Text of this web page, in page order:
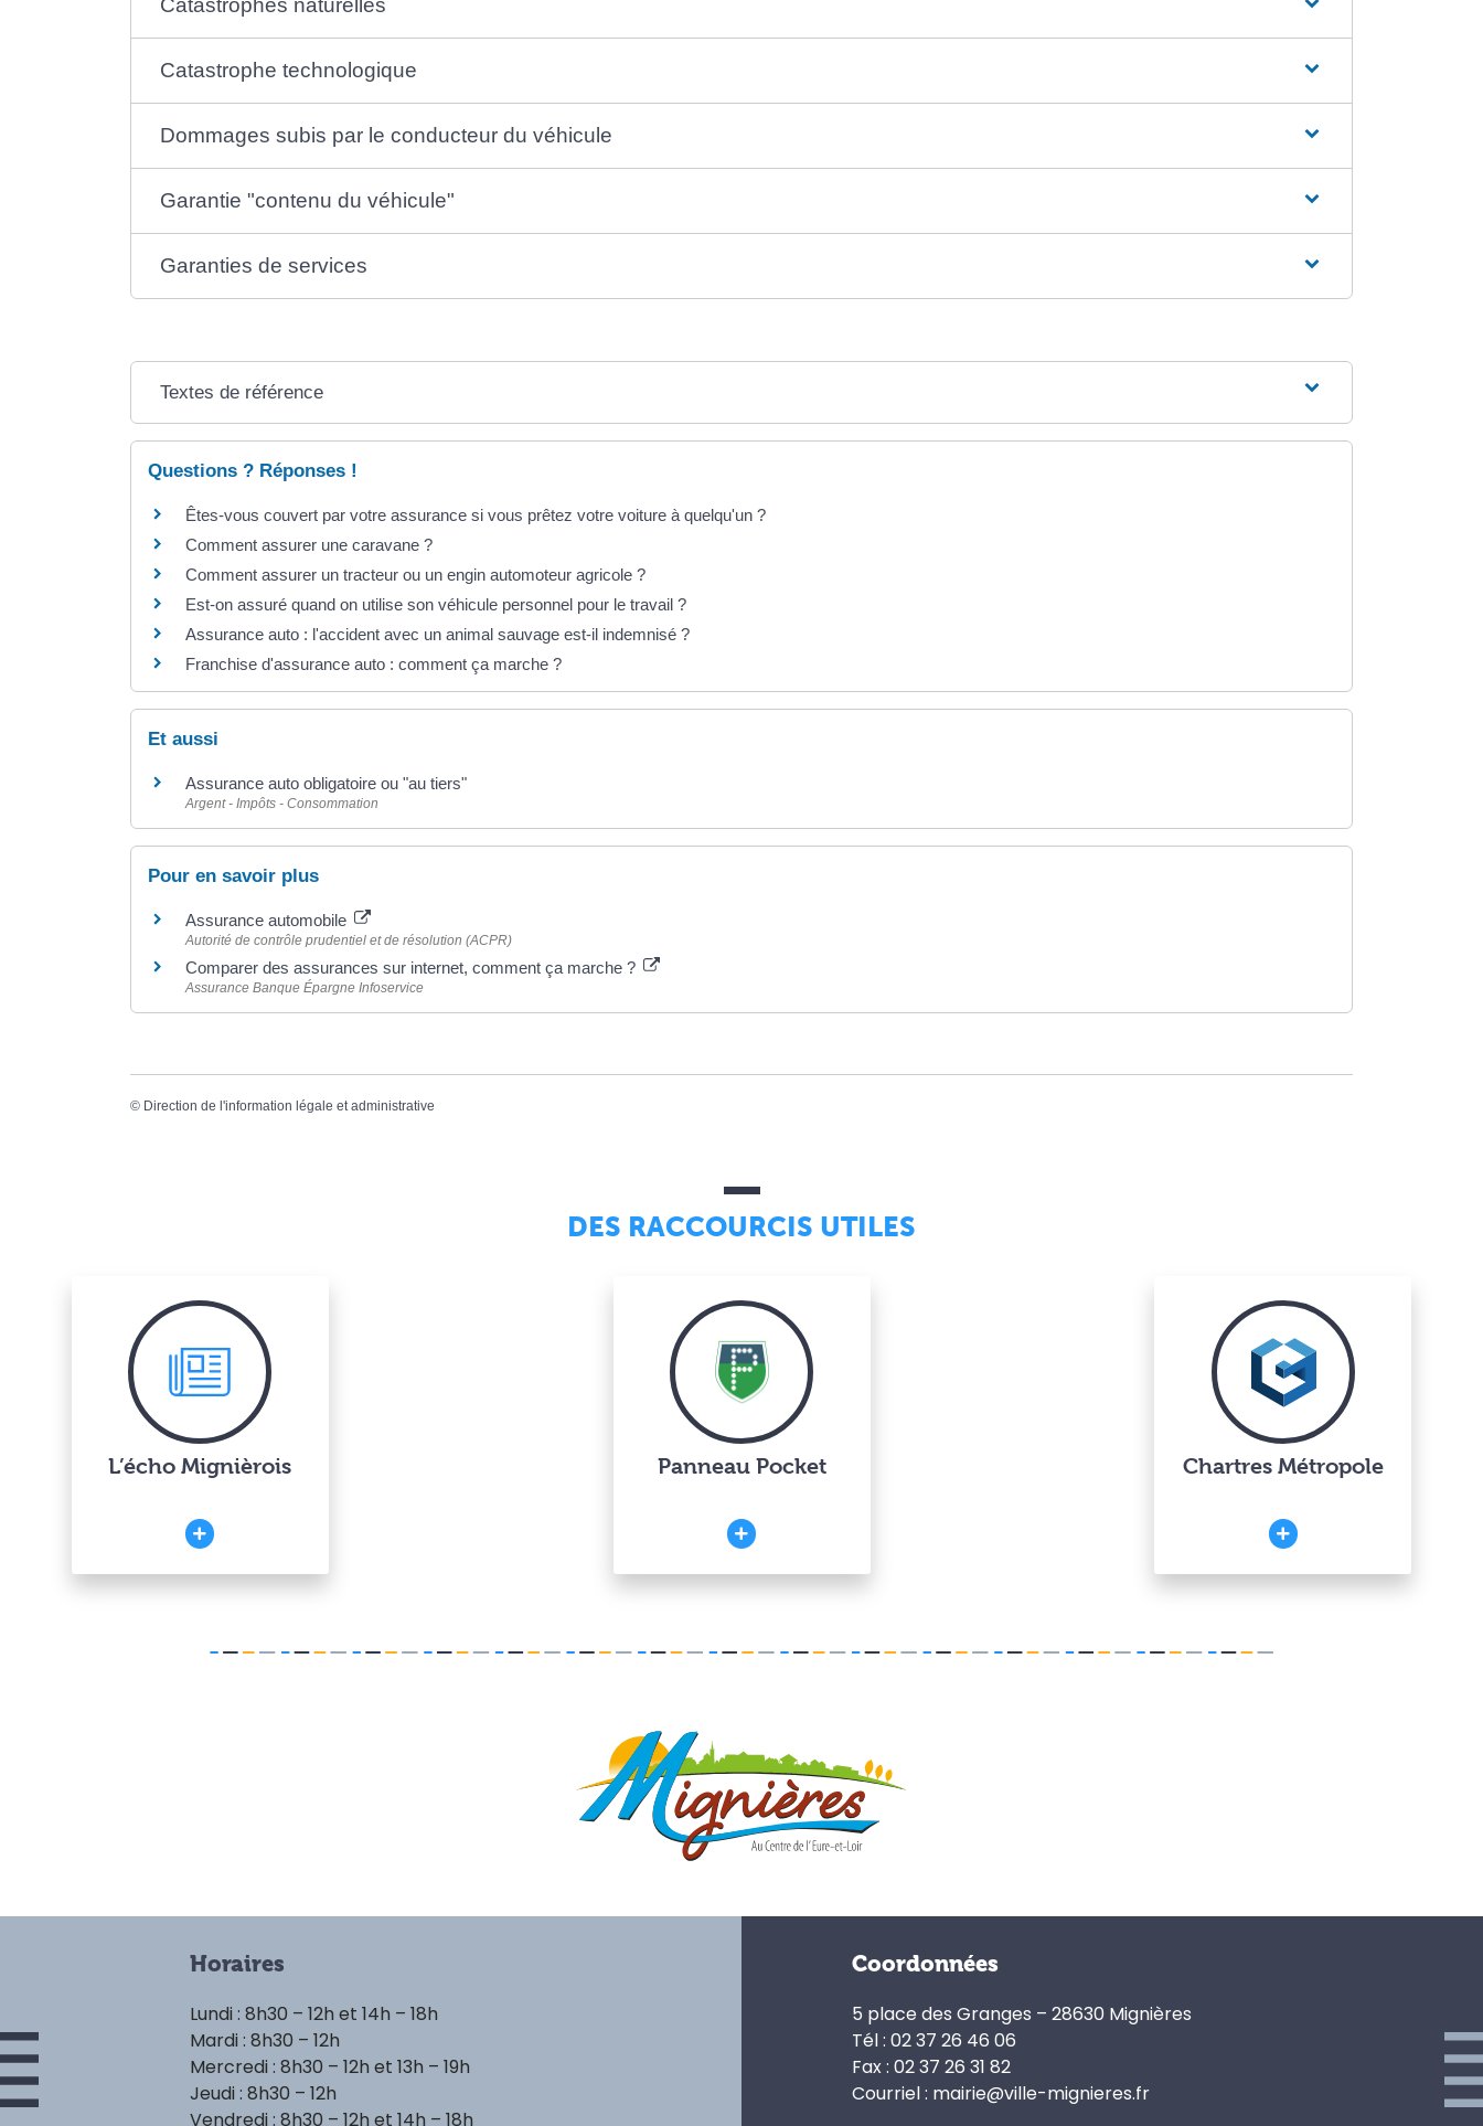
Catastrophe technologique
Dommages subis par le conducteur du véhicule
Garantie "contenu du véhicule"
Garanties de services
Textes de référence
Questions ? Réponses !
Êtes-vous couvert par votre assurance si vous prêtez votre voiture à quelqu'un ?
Comment assurer une caravane ?
Comment assurer un tracteur ou un engin automoteur agricole ?
Est-on assuré quand on utilise son véhicule personnel pour le travail ?
Assurance auto : l'accident avec un animal sauvage est-il indemnisé ?
Franchise d'assurance auto : comment ça marche ?
Et aussi
Assurance auto obligatoire ou "au tiers"
Argent - Impôts - Consommation
Pour en savoir plus
Assurance automobile
Autorité de contrôle prudentiel et de résolution (ACPR)
Comparer des assurances sur internet, comment ça marche ?
Assurance Banque Épargne Infoservice
© Direction de l'information légale et administrative
DES RACCOURCIS UTILES
L’écho Mignièrois Panneau Pocket Chartres Métropole
Horaires
Lundi : 8h30 – 12h et 14h – 18h
Mardi : 8h30 – 12h
Mercredi : 8h30 – 12h et 13h – 19h
Jeudi : 8h30 – 12h
Vendredi : 8h30 – 12h et 14h – 18h
Coordonnées
5 place des Granges – 28630 Mignières
Tél : 02 37 26 46 06
Fax : 02 37 26 31 82
Courriel : mairie@ville-mignieres.fr